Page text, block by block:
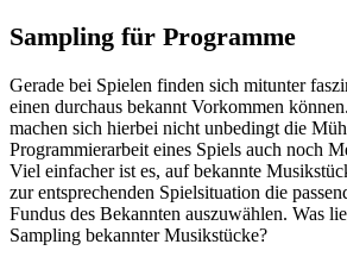
Sampling für Programme
Gerade bei Spielen finden sich mitunter
einen durchaus bekannt Vorkommen
machen sich hierbei nicht unbedingt die
Programmierarbeit eines Spiels auch noch
Viel einfacher ist es, auf bekannte
zur entsprechenden Spielsituation die
Fundus des Bekannten auszuwählen. Was
Sampling bekannter Musikstücke?